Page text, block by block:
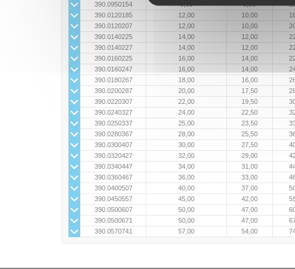
390.0950154
9,50 8,00
390.0120185
12,00 10,00
390.0120207
12,00 10,00
390.0140225
14,00 12,00
390.0140227
14,00 12,00
390.0160225
16,00 14,00
390.0160247
16,00 14,00
390.0180267
18,00 16,00
390.0200287
20,00 17,50
390.0220307
22,00 19,50
390.0240327
24,00 22,50
390.0250337
25,00 23,50
390.0280367
28,00 25,50
390.0300407
30,00 27,50
390.0320427
32,00 29,00
390.0340447
34,00 31,00
390.0360467
36,00 33,00
390.0400507
40,00 37,00
390.0450557
45,00 42,00
390.0500607
50,00 47,00
390.0500671
50,00 47,00
390.0570741
57,00 54,00